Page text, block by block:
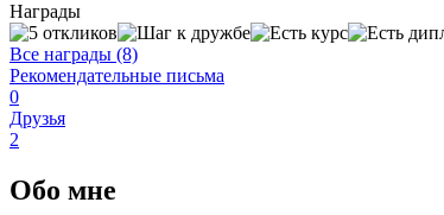
Награды
Все награды (8)
Рекомендательные письма
0
Друзья
2
Обо мне